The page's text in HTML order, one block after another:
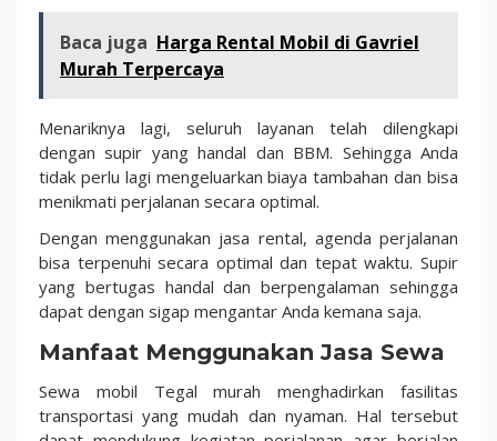
Baca juga Harga Rental Mobil di Gavriel
Murah Terpercaya
Menariknya lagi, seluruh layanan telah dilengkapi
dengan supir yang handal dan BBM. Sehingga Anda
tidak perlu lagi mengeluarkan biaya tambahan dan bisa
menikmati perjalanan secara optimal.
Dengan menggunakan jasa rental, agenda perjalanan
bisa terpenuhi secara optimal dan tepat waktu. Supir
yang bertugas handal dan berpengalaman sehingga
dapat dengan sigap mengantar Anda kemana saja.
Manfaat Menggunakan Jasa Sewa
Sewa mobil Tegal murah menghadirkan fasilitas
transportasi yang mudah dan nyaman. Hal tersebut